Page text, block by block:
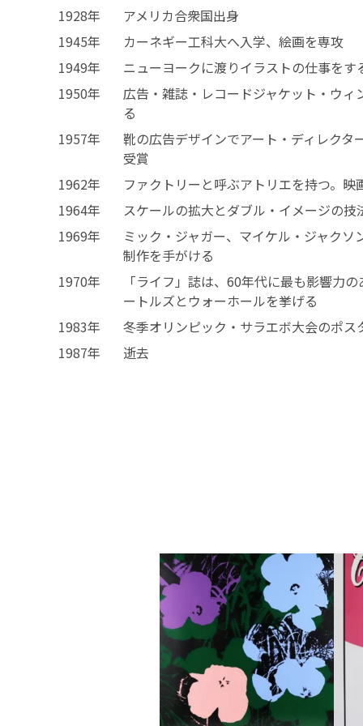
1928年
アメリカ合衆国出身
1945年
カーネギー工科大へ入学、絵画を専攻
1949年
ニューヨークに渡りイラストの仕事をす
1950年
広告・雑誌・レコードジャケット・ウィ
る
1957年
靴の広告デザインでアート・ディレクタ
受賞
1962年
ファクトリーと呼ぶアトリエを持つ。映
1964年
スケールの拡大とダブル・イメージの技
1969年
ミック・ジャガー、マイケル・ジャクソ
制作を手がける
1970年
「ライフ」誌は、60年代に最も影響力
ートルズとウォーホールを挙げる
1983年
冬季オリンピック・サラエボ大会のポス
1987年
逝去